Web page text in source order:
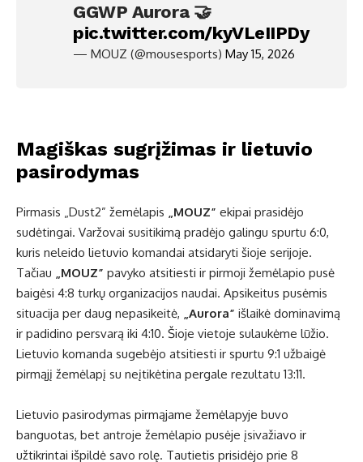
GGWP Aurora 🤝
pic.twitter.com/kyVLeIIPDy
— MOUZ (@mousesports) May 15, 2026
Magiškas sugrįžimas ir lietuvio
pasirodymas
Pirmasis „Dust2” žemėlapis „MOUZ” ekipai prasidėjo
sudėtingai. Varžovai susitikimą pradėjo galingu spurtu 6:0,
kuris neleido lietuvio komandai atsidaryti šioje serijoje.
Tačiau
„MOUZ” pavyko atsitiesti ir pirmoji žemėlapio pusė
baigėsi 4:8 turkų organizacijos naudai. Apsikeitus pusėmis
situacija per daug nepasikeitė,
„Aurora” išlaikė dominavimą
ir padidino persvarą iki 4:10. Šioje vietoje sulaukėme lūžio.
Lietuvio komanda sugebėjo atsitiesti ir spurtu 9:1 užbaigė
pirmąjį žemėlapį su neįtikėtina pergale rezultatu 13:11.
Lietuvio pasirodymas pirmąjame žemėlapyje buvo
banguotas, bet antroje žemėlapio pusėje įsivažiavo ir
užtikrintai išpildė savo rolę. Tautietis prisidėjo prie 8